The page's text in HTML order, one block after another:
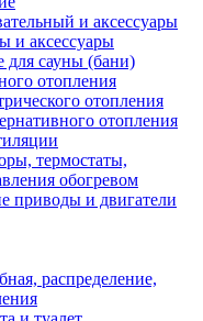
и аксессуары
и аксессуары
для сауны (бани)
отопления
отопления
отопления
термостаты,
обогревом
приводы и двигатели
распределение,